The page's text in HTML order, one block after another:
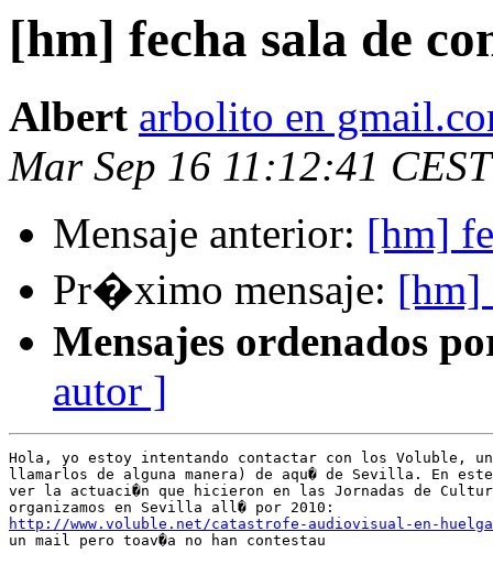
[hm] fecha sala de
Albert arbolito en
Mar Sep 16 11:12:41
Mensaje anterior: [hm]
Pr�ximo mensaje: [hm]
Mensajes ordenados
autor ]
Hola, yo estoy intentando contactar con los Voluble,
llamarlos de alguna manera) de aqu� de Sevilla. En
ver la actuaci�n que hicieron en las Jornadas de
http://www.voluble.net/catastrofe-audiovisual-en-huelga
un mail pero toav�a no han contestau